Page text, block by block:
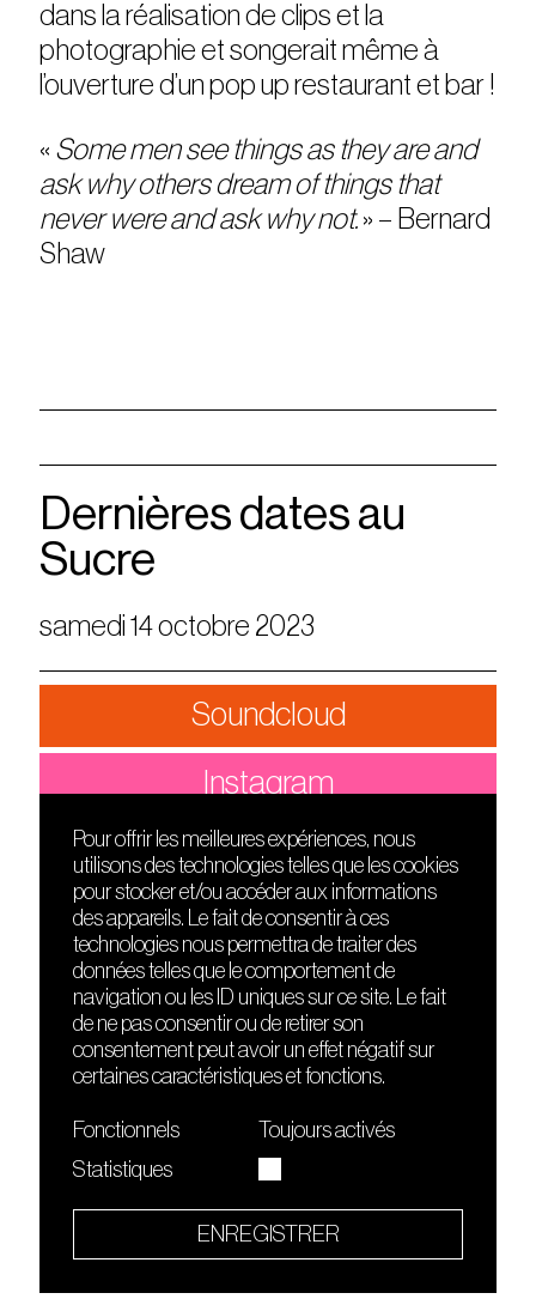
dans la réalisation de clips et la
photographie et songerait même à
l’ouverture d’un pop up restaurant et bar !
« Some men see things as they are and
ask why others dream of things that
never were and ask why not. » – Bernard
Shaw
Dernières dates au
Sucre
samedi 14 octobre 2023
Soundcloud
Instagram
DÉCOUVRIR
Le lieu
Contact
Presse
Cours de DJing
TMLAB
FRIENDS
Nuits sonores
HEAT
Hôtel71
La Gaîté Lyrique
Le Sucre fait partie de
Quartier culturel et créatif
Pour offrir les meilleures expériences, nous
utilisons des technologies telles que les cookies
pour stocker et/ou accéder aux informations
des appareils. Le fait de consentir à ces
technologies nous permettra de traiter des
données telles que le comportement de
navigation ou les ID uniques sur ce site. Le fait
de ne pas consentir ou de retirer son
consentement peut avoir un effet négatif sur
certaines caractéristiques et fonctions.
Fonctionnels
Toujours activés
Statistiques
ENREGISTRER